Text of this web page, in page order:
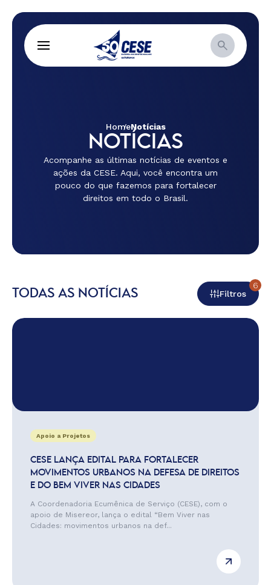
HomeNotícias
NOTÍCIAS
Acompanhe as últimas notícias de eventos e
ações da CESE. Aqui, você encontra um
pouco do que fazemos para fortalecer
direitos em todo o Brasil.
TODAS AS NOTÍCIAS Filtros
6
Apoio a Projetos
CESE LANÇA EDITAL PARA FORTALECER
MOVIMENTOS URBANOS NA DEFESA DE DIREITOS
E DO BEM VIVER NAS CIDADES
A Coordenadoria Ecumênica de Serviço (CESE), com o
apoio de Misereor, lança o edital “Bem Viver nas
Cidades: movimentos urbanos na def...